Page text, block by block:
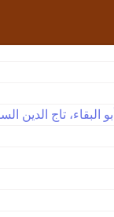
تاج الدين